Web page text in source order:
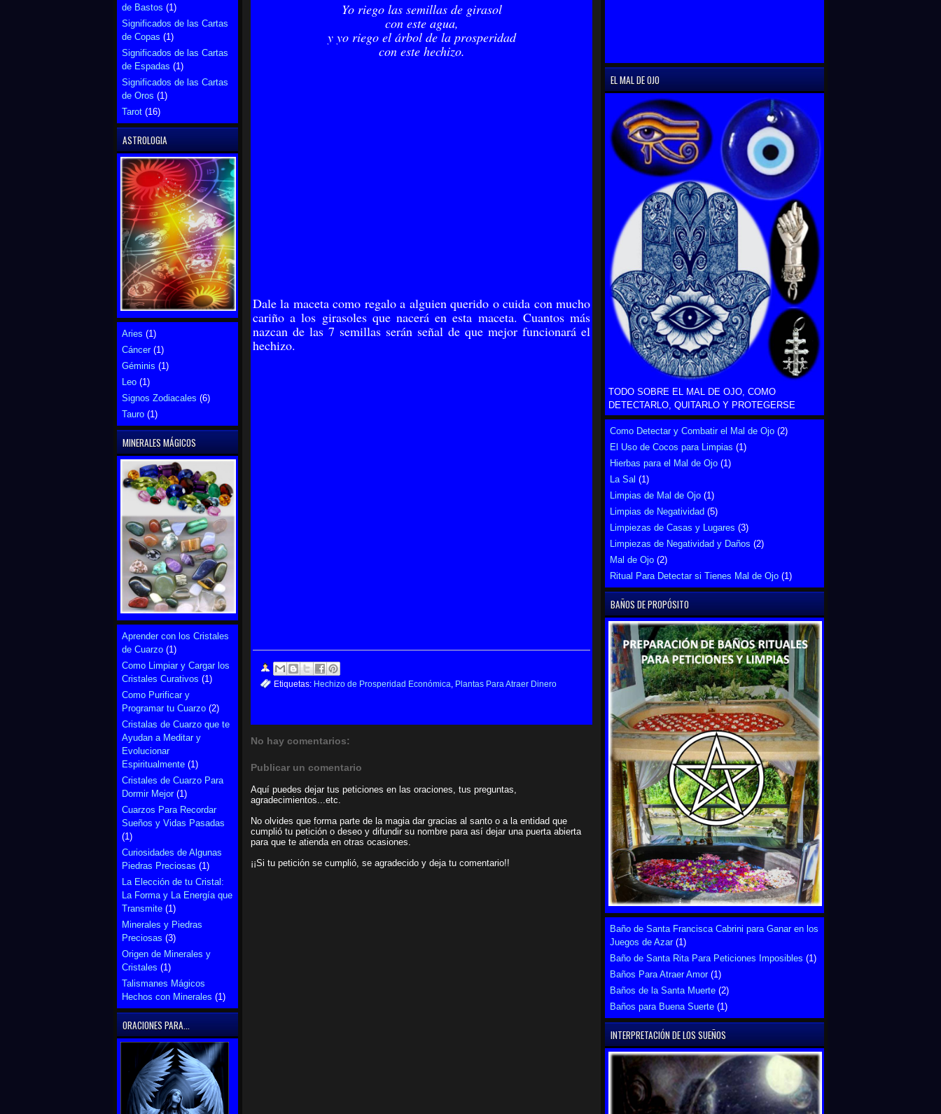
EL MAL DE OJO
TODO SOBRE EL MAL DE OJO, COMO
DETECTARLO, QUITARLO Y PROTEGERSE
Como Detectar y Combatir el Mal de Ojo (2)
El Uso de Cocos para Limpias (1)
Hierbas para el Mal de Ojo (1)
La Sal (1)
Limpias de Mal de Ojo (1)
Limpias de Negatividad (5)
Limpiezas de Casas y Lugares (3)
Limpiezas de Negatividad y Daños (2)
Mal de Ojo (2)
Ritual Para Detectar si Tienes Mal de Ojo (1)
BAÑOS DE PROPÓSITO
Baño de Santa Francisca Cabrini para Ganar en los
Juegos de Azar (1)
Baño de Santa Rita Para Peticiones Imposibles (1)
Baños Para Atraer Amor (1)
Baños de la Santa Muerte (2)
Baños para Buena Suerte (1)
INTERPRETACIÓN DE LOS SUEÑOS
Yo riego las semillas de girasol
con este agua,
y yo riego el árbol de la prosperidad
con este hechizo.
Dale la maceta como regalo a alguien querido o cuida con mucho
cariño a los girasoles que nacerá en esta maceta. Cuantos más
nazcan de las 7 semillas serán señal de que mejor funcionará el
hechizo.
Etiquetas: Hechizo de Prosperidad Económica Plantas Para Atraer Dinero
No hay comentarios:
Publicar un comentario
Aquí puedes dejar tus peticiones en las oraciones, tus preguntas,
agradecimientos...etc.
No olvides que forma parte de la magia dar gracias al santo o a la entidad que
cumplió tu petición o deseo y difundir su nombre para así dejar una puerta abierta
para que te atienda en otras ocasiones.
¡¡Si tu petición se cumplió, se agradecido y deja tu comentario!!
de Bastos (1)
Significados de las Cartas
de Copas (1)
Significados de las Cartas
de Espadas (1)
Significados de las Cartas
de Oros (1)
Tarot (16)
ASTROLOGIA
Aries (1)
Cáncer (1)
Géminis (1)
Leo (1)
Signos Zodiacales (6)
Tauro (1)
MINERALES MÁGICOS
Aprender con los Cristales
de Cuarzo (1)
Como Limpiar y Cargar los
Cristales Curativos (1)
Como Purificar y
Programar tu Cuarzo (2)
Cristalas de Cuarzo que te
Ayudan a Meditar y
Evolucionar
Espiritualmente (1)
Cristales de Cuarzo Para
Dormir Mejor (1)
Cuarzos Para Recordar
Sueños y Vidas Pasadas
(1)
Curiosidades de Algunas
Piedras Preciosas (1)
La Elección de tu Cristal:
La Forma y La Energía que
Transmite (1)
Minerales y Piedras
Preciosas (3)
Origen de Minerales y
Cristales (1)
Talismanes Mágicos
Hechos con Minerales (1)
ORACIONES PARA...